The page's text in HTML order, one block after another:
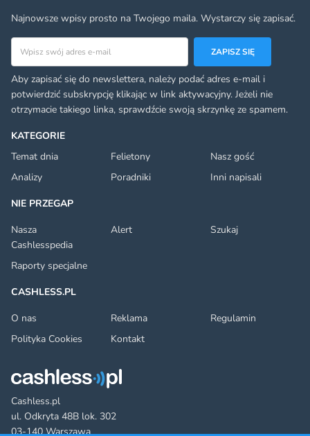
Cashless.pl
ul. Odkryta 48B lok. 302
03-140 Warszawa
KATEGORIE
Temat dnia
Felietony
Nasz gość
Analizy
Poradniki
Inni napisali
NIE PRZEGAP
Nasza
Cashlesspedia
Alert Szukaj
Raporty specjalne
CASHLESS.PL
O nas
Reklama
Regulamin
Polityka Cookies
Kontakt
Najnowsze wpisy prosto na Twojego maila. Wystarczy się zapisać.
ZAPISZ SIĘ
Aby zapisać się do newslettera, należy podać adres e-mail i
potwierdzić subskrypcję klikając w link aktywacyjny. Jeżeli nie
otrzymacie takiego linka, sprawdźcie swoją skrzynkę ze spamem.